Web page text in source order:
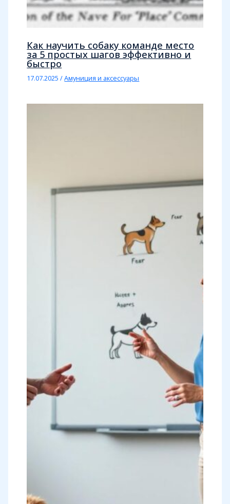
Как научить собаку команде место
за 5 простых шагов эффективно и
быстро
17.07.2025/Амуниция и аксессуары